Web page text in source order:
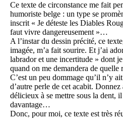
Ce texte de circonstance me fait
humoriste belge : un type se
inscrit « Je déteste les Diables
faut vivre dangereusement »…
A l’instar du dessin précité, ce
imagée, m’a fait sourire. Et j’ai
labrador et une incertitude » dont
quand on me demandera de quelle
C’est un peu dommage qu’il n’y
d’autre perle de cet acabit.
délicieux à se mettre sous la dent,
davantage…
Donc, pour moi, ce texte est très